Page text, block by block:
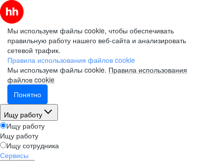
Мы используем файлы cookie, чтобы обеспечивать
правильную работу нашего веб-сайта и анализировать
сетевой трафик.
Правила использования файлов cookie
Мы используем файлы cookie. Правила использования
файлов cookie
Понятно
Ищу работу
Ищу работу
Ищу работу
Ищу сотрудника
Сервисы